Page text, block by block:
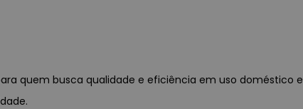
para quem busca qualidade e eficiência em uso